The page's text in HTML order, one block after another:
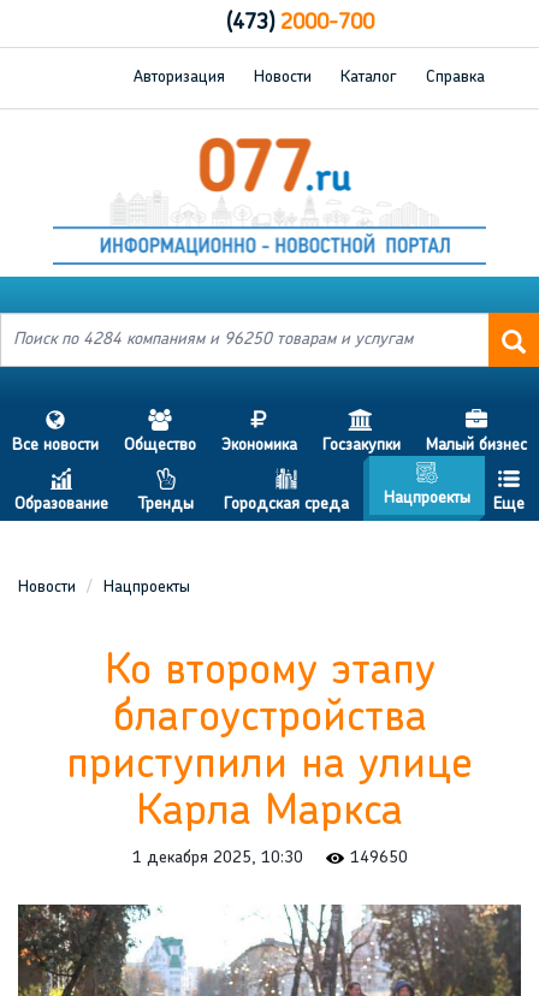
(473)2000-700
Авторизация Новости Каталог Справка
s
Все новости
a
Общество
j
Экономика
h
Госзакупки
d
Малый бизнес
c
Образование
p
Тренды
b
Городская среда
g
Нацпроекты
f
Еще
Новости Нацпроекты
Ко второму этапу
благоустройства
приступили на улице
Карла Маркса
1 декабря 2025, 10:30 149650